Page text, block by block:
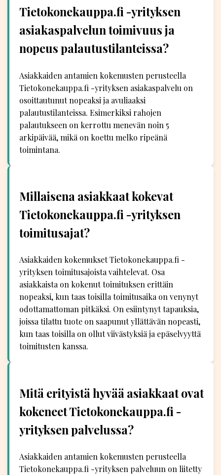
Tietokonekauppa.fi -yrityksen
asiakaspalvelun toimivuus ja
nopeus palautustilanteissa?
Asiakkaiden antamien kokemusten perusteella
Tietokonekauppa.fi -yrityksen asiakaspalvelu on
osoittautunut nopeaksi ja avuliaaksi
palautustilanteissa. Esimerkiksi rahojen
palautukseen on kerrottu menevän noin 5
arkipäivää, mikä on koettu melko ripeänä
toimintana.
Millaisena asiakkaat kokevat
Tietokonekauppa.fi -yrityksen
toimitusajat?
Asiakkaiden kokemukset Tietokonekauppa.fi -
yrityksen toimitusajoista vaihtelevat. Osa
asiakkaista on kokenut toimituksen erittäin
nopeaksi, kun taas toisilla toimitusaika on venynyt
odottamattoman pitkäksi. On esiintynyt tapauksia,
joissa tilattu tuote on saapunut yllättävän nopeasti,
kun taas toisilla on ollut viivästyksiä ja epäselvyyttä
toimitusten kanssa.
Mitä erityistä hyvää asiakkaat ovat
kokeneet Tietokonekauppa.fi -
yrityksen palvelussa?
Asiakkaiden antamien kokemusten perusteella
Tietokonekauppa.fi -yrityksen palveluun on liitetty